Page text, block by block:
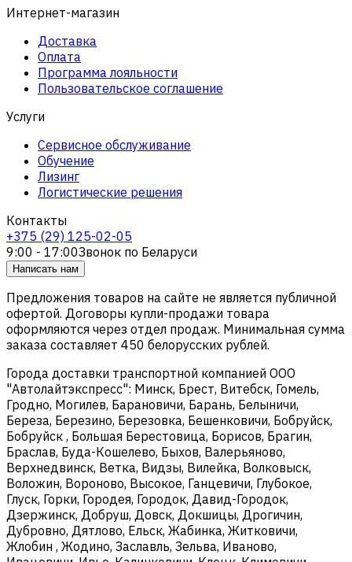
Интернет-магазин
Доставка
Оплата
Программа лояльности
Пользовательское соглашение
Услуги
Сервисное обслуживание
Обучение
Лизинг
Логистические решения
Контакты
+375 (29) 125-02-05
9:00 - 17:00Звонок по Беларуси
Написать нам
Предложения товаров на сайте не является публичной
офертой. Договоры купли-продажи товара
оформляются через отдел продаж. Минимальная сумма
заказа составляет 450 белорусских рублей.
Города доставки транспортной компанией ООО
"Автолайтэкспресс": Минск, Брест, Витебск, Гомель,
Гродно, Могилев, Барановичи, Барань, Белыничи,
Береза, Березино, Березовка, Бешенковичи, Бобруйск,
Бобруйск , Большая Берестовица, Борисов, Брагин,
Браслав, Буда-Кошелево, Быхов, Валерьяново,
Верхнедвинск, Ветка, Видзы, Вилейка, Волковыск,
Воложин, Вороново, Высокое, Ганцевичи, Глубокое,
Глуск, Горки, Городея, Городок, Давид-Городок,
Дзержинск, Добруш, Довск, Докшицы, Дрогичин,
Дубровно, Дятлово, Ельск, Жабинка, Житковичи,
Жлобин , Жодино, Заславль, Зельва, Иваново,